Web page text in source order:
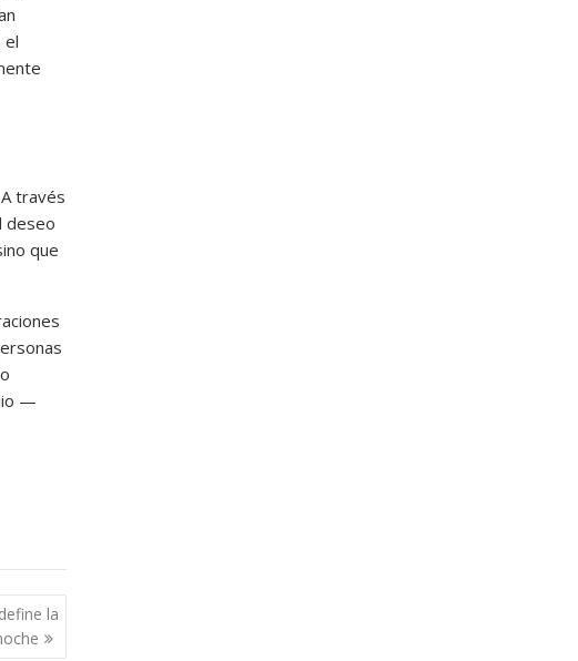
el
través
deseo
que
—
la